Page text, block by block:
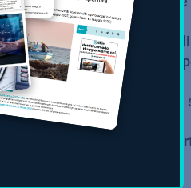
di protezione o
utilizzati dai lavoratori;
per esposizione a
ad alto rischio);
di sistemi con realtà